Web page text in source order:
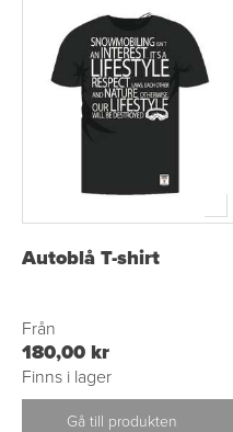
Autoblå T-shirt
Från
180,00 kr
Finns i lager
Gå till produkten